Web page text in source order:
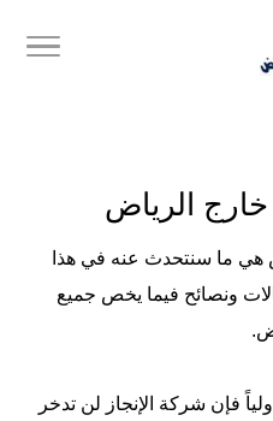
الرياض
هي ما سنتحدث عنه في هذا
ونصائح فيما يخص جميع
فإن شركة الإنجاز لن تدخر